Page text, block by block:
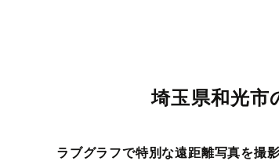
埼玉県和光市
ラブグラフで特別な遠距離写真を撮